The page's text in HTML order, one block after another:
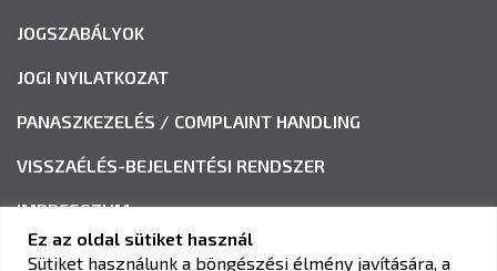
JOGSZABÁLYOK
JOGI NYILATKOZAT
PANASZKEZELÉS / COMPLAINT HANDLING
VISSZAÉLÉS-BEJELENTÉSI RENDSZER
IMPRESSZUM
Ez az oldal sütiket használ
Sütiket használunk a böngészési élmény javítására, a